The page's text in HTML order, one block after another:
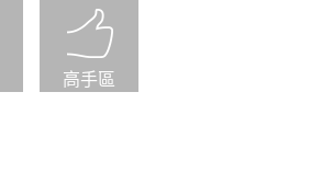
高手區